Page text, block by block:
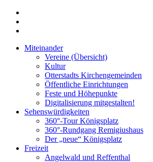
Miteinander
Vereine (Übersicht)
Kultur
Otterstadts Kirchengemeinden
Öffentliche Einrichtungen
Feste und Höhepunkte
Digitalisierung mitgestalten!
Sehenswürdigkeiten
360°-Tour Königsplatz
360°-Rundgang Remigiushaus
Der „neue“ Königsplatz
Freizeit
Angelwald und Reffenthal